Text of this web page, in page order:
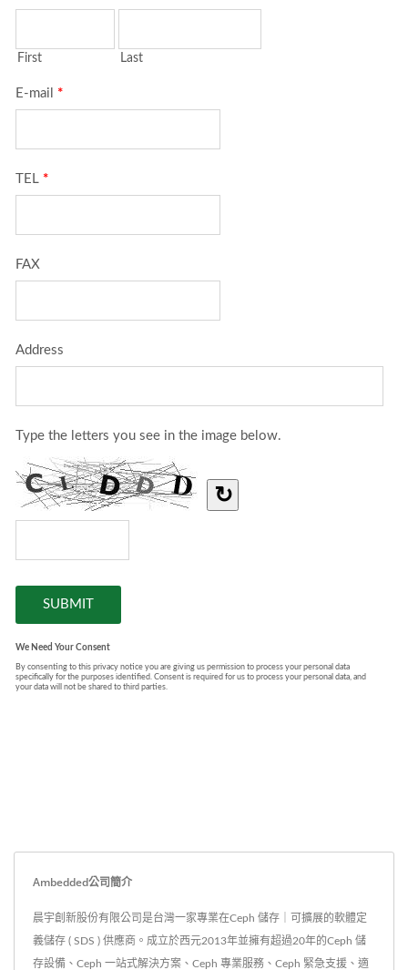
Ambedded公司簡介
晨宇創新股份有限公司是台灣一家專業在Ceph 儲存｜可擴展的軟體定
義儲存 ( SDS ) 供應商。成立於西元2013年並擁有超過20年的Ceph 儲
存設備、Ceph 一站式解決方案、Ceph 專業服務、Ceph 緊急支援、適